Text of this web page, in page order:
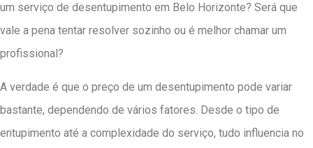
um serviço de desentupimento em Belo Horizonte? Será que
vale a pena tentar resolver sozinho ou é melhor chamar um
profissional?
A verdade é que o preço de um desentupimento pode variar
bastante, dependendo de vários fatores. Desde o tipo de
entupimento até a complexidade do serviço, tudo influencia no